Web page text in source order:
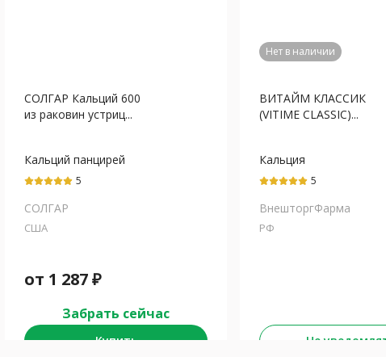
СОЛГАР Кальций 600
из раковин устриц...
Кальций панцирей
моллюсков
5
СОЛГАР
США
от 1 287₽
Забрать сейчас
Купить
Нет в наличии
ВИТАЙМ КЛАССИК
(VITIME CLASSIC)...
Кальция
биглицинат+Кальция
5
ВнешторгФарма
РФ
Не